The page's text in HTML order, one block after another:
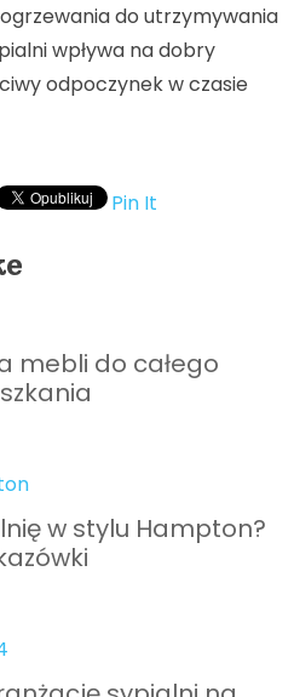
do utrzymywania
wpływa na dobry
odpoczynek w czasie
Pin It
mebli do całego
w stylu Hampton?